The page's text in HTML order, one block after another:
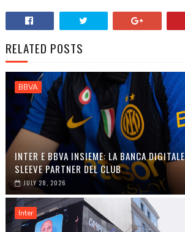
RELATED POSTS
BBVA
INTER E BBVA INSIEME: LA BANCA
SLEEVE PARTNER DEL CLUB
JULY 28, 2026
Inter